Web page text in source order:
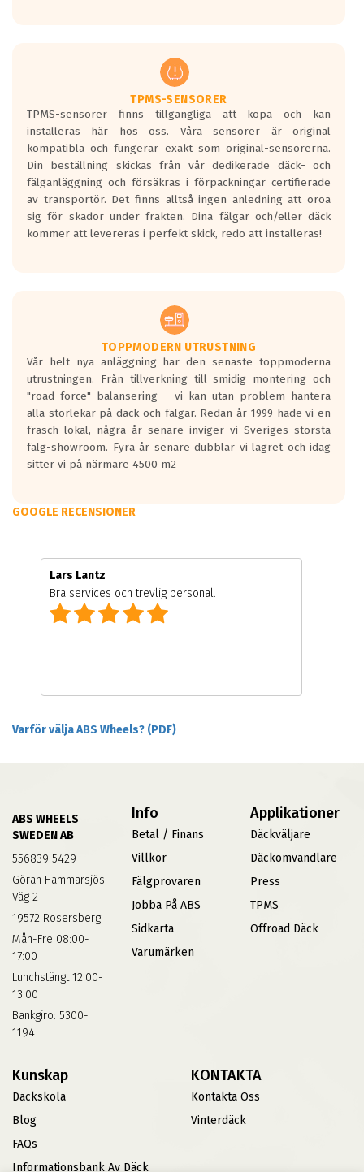
regelverket som introduceras år 2016.
Ett däck med två svarta vågor är redan
godkända för år 2016 nya regelverk.
Ett däck med en svart våg kommer vara
minst tre decibel tystare än det
regelverk som börjar gälla 2016.
TPMS-SENSORER
TPMS-sensorer finns tillgängliga att köpa och kan
installeras här hos oss. Våra sensorer är original
kompatibla och fungerar exakt som original-sensorerna.
Din beställning skickas från vår dedikerade däck- och
fälganläggning och försäkras i förpackningar certifierade
av transportör. Det finns alltså ingen anledning att oroa
sig för skador under frakten. Dina fälgar och/eller däck
kommer att levereras i perfekt skick, redo att installeras!
TOPPMODERN UTRUSTNING
Vår helt nya anläggning har den senaste toppmoderna
utrustningen. Från tillverkning till smidig montering och
"road force" balansering - vi kan utan problem hantera
alla storlekar på däck och fälgar. Redan år 1999 hade vi en
fräsch lokal, några år senare inviger vi Sveriges största
fälg-showroom. Fyra år senare dubblar vi lagret och idag
sitter vi på närmare 4500 m2
GOOGLE RECENSIONER
Lars Lantz
Bra services och trevlig personal.
Varför välja ABS Wheels? (PDF)
ABS WHEELS
SWEDEN AB
556839 5429
Göran Hammarsjös
Väg 2
19572 Rosersberg
Mån-Fre 08:00-
17:00
Lunchstängt 12:00-
13:00
Bankgiro: 5300-
1194
Info
Betal / Finans
Villkor
Fälgprovaren
Jobba På ABS
Sidkarta
Varumärken
Applikationer
Däckväljare
Däckomvandlare
Press
TPMS
Offroad Däck
Kunskap
Däckskola
Blog
FAQs
Informationsbank Av Däck
KONTAKTA
Kontakta Oss
Vinterdäck